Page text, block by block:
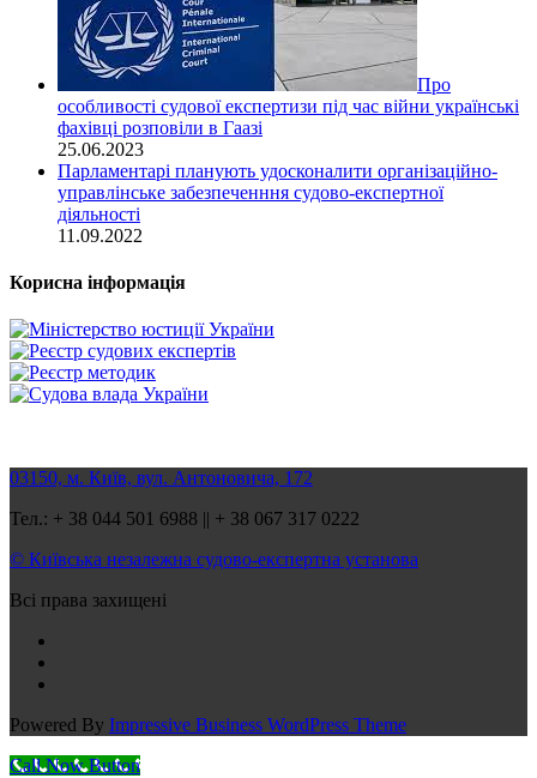
Про
особливості судової експертизи під час війни українські
фахівці розповіли в Гаазі
25.06.2023
Парламентарі планують удосконалити організаційно-
управлінське забезпеченння судово-експертної
діяльності
11.09.2022
Корисна інформація
03150, м. Київ, вул. Антоновича, 172
Тел.: + 38 044 501 6988 || + 38 067 317 0222
© Київська незалежна судово-експертна установа
Всі права захищені
Powered By Impressive Business WordPress Theme
Call Now Button